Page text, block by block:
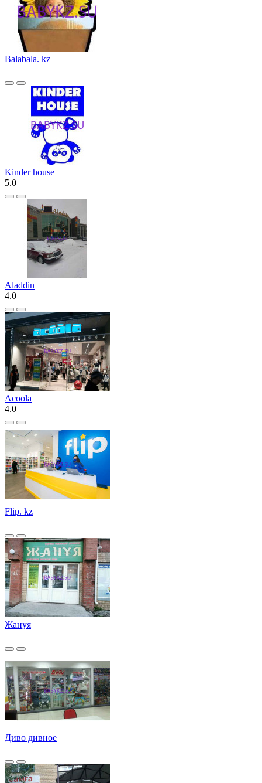
Balabala. kz
Kinder house
5.0
Aladdin
4.0
Acoola
4.0
Flip. kz
Жануя
Диво дивное